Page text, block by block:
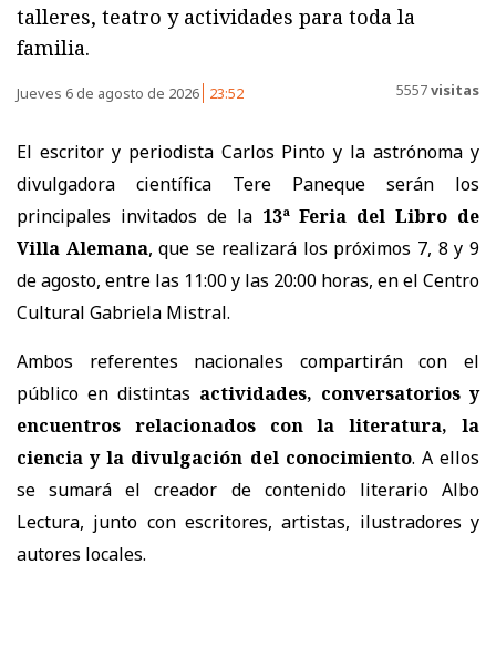
talleres, teatro y actividades para toda la
familia.
Jueves 6 de agosto de 2026 23:52 5557visitas
El escritor y periodista Carlos Pinto y la astrónoma y
divulgadora científica Tere Paneque serán los
principales invitados de la 13ª Feria del Libro de
Villa Alemana, que se realizará los próximos 7, 8 y 9
de agosto, entre las 11:00 y las 20:00 horas, en el Centro
Cultural Gabriela Mistral.
Ambos referentes nacionales compartirán con el
público en distintas actividades, conversatorios y
encuentros relacionados con la literatura, la
ciencia y la divulgación del conocimiento. A ellos
se sumará el creador de contenido literario Albo
Lectura, junto con escritores, artistas, ilustradores y
autores locales.